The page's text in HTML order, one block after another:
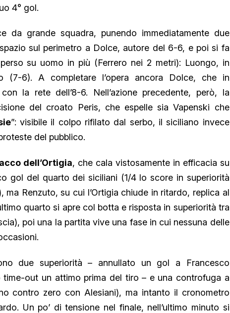
4° gol.
da grande squadra, punendo immediatamente due
sul perimetro a Dolce, autore del 6-6, e poi si fa
su uomo in più (Ferrero nei 2 metri): Luongo, in
(7-6). A completare l’opera ancora Dolce, che in
la rete dell’8-6. Nell’azione precedente, però, la
del croato Peris, che espelle sia Vapenski che
”: visibile il colpo rifilato dal serbo, il siciliano invece
del pubblico.
dell’Ortigia, che cala vistosamente in efficacia su
gol del quarto dei siciliani (1/4 lo score in superiorità
ma Renzuto, su cui l’Ortigia chiude in ritardo, replica al
quarto si apre col botta e risposta in superiorità tra
poi una la partita vive una fase in cui nessuna delle
due superiorità – annullato un gol a Francesco
time-out un attimo prima del tiro – e una controfuga a
contro zero con Alesiani), ma intanto il cronometro
Un po’ di tensione nel finale, nell’ultimo minuto si